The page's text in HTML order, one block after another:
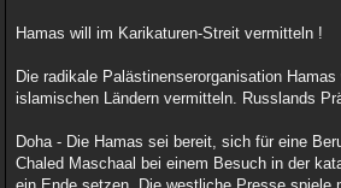
Hamas will im Karikaturen-Streit vermitteln !
Die radikale Palästinenserorganisation
islamischen Ländern vermitteln. Russlands
Doha - Die Hamas sei bereit, sich für eine
Chaled Maschaal bei einem Besuch in der